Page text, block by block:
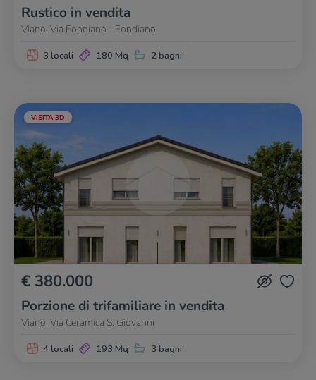
Rustico in vendita
Viano, Via Fondiano - Fondiano
3 locali 180 Mq 2 bagni
VISITA 3D
€ 380.000
Porzione di trifamiliare in vendita
Viano, Via Ceramica S. Giovanni
4 locali 193 Mq 3 bagni